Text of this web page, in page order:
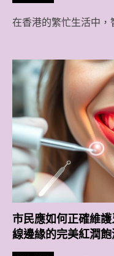
在香港的繁忙生活中
市民應如何正確維
線邊緣的完美紅潤飽